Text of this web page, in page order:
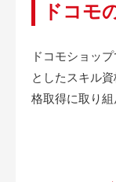
ドコモ
ドコモショッ
としたスキル
格取得に取り組